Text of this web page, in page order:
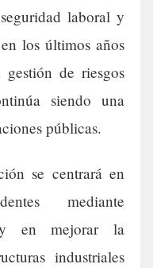
laboral y
los últimos años
de riesgos
siendo una
públicas.
se centrará en
mediante
y en mejorar la
industriales